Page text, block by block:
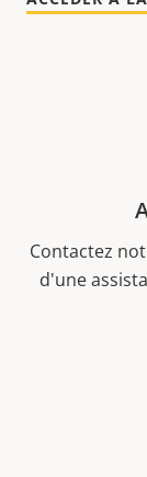
Contactez
d'une